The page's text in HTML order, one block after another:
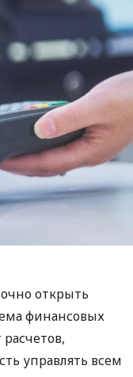
открыть
финансовых
управлять всем